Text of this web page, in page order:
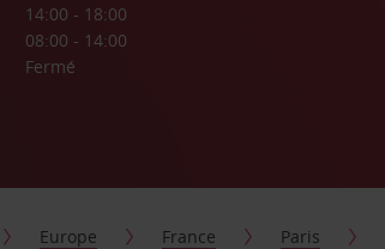
14:00 - 18:00
08:00 - 14:00
Fermé
Europe France Paris